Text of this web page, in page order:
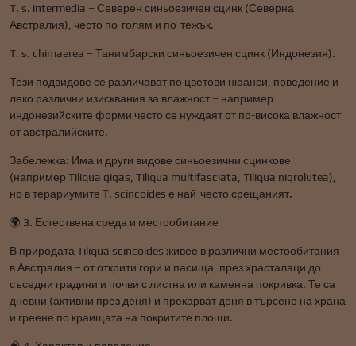
T. s. intermedia – Северен синьоезичен сцинк (Северна
Австралия), често по-голям и по-тежък.
T. s. chimaerea – Танимбарски синьоезичен сцинк (Индонезия).
Тези подвидове се различават по цветови нюанси, поведение и
леко различни изисквания за влажност – например
индонезийските форми често се нуждаят от по-висока влажност
от австралийските.
Забележка: Има и други видове синьоезични сцинкове
(например Tiliqua gigas, Tiliqua multifasciata, Tiliqua nigrolutea),
но в терариумите T. scincoides е най-често срещаният.
🌍 3. Естествена среда и местообитание
В природата Tiliqua scincoides живее в различни местообитания
в Австралия – от открити гори и пасища, през храсталаци до
съседни градини и почви с листна или каменна покривка. Те са
дневни (активни през деня) и прекарват деня в търсене на храна
и греене по краищата на покритите площи.